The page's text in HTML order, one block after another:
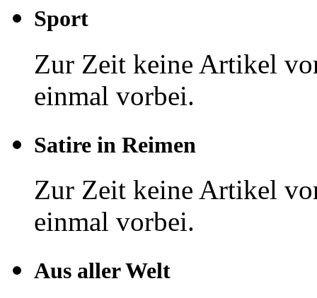
Sport
Zur Zeit keine Artikel
einmal vorbei.
Satire in Reimen
Zur Zeit keine Artikel
einmal vorbei.
Aus aller Welt